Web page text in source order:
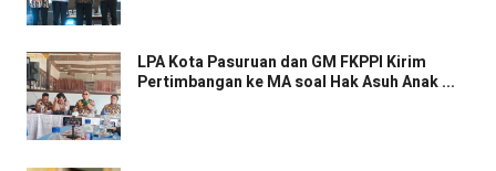
LPA Kota Pasuruan dan GM FKPPI Kirim
Pertimbangan ke MA soal Hak Asuh Anak ...